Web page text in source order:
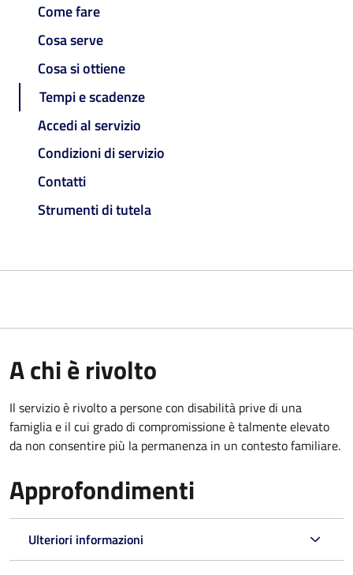
Come fare
Cosa serve
Cosa si ottiene
Tempi e scadenze
Accedi al servizio
Condizioni di servizio
Contatti
Strumenti di tutela
A chi è rivolto
Il servizio è rivolto a persone con disabilità prive di una
famiglia e il cui grado di compromissione è talmente elevato
da non consentire più la permanenza in un contesto familiare.
Approfondimenti
Ulteriori informazioni